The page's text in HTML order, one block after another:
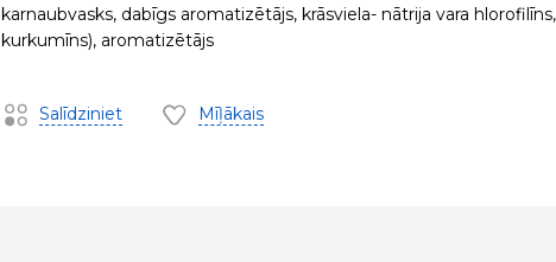
karnaubvasks, dabīgs aromatizētājs, krāsviela- nātrija vara hlorofilīns,
kurkumīns), aromatizētājs
Salīdziniet Mīļākais